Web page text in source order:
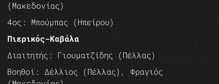
(Μακεδονίας)
4ος: Μπούμπας (Ηπείρου)
Πιερικός-Καβάλα
Διαιτητής: Γιουματζίδης (Πέλλας)
Βοηθοί: Δέλλιος (Πέλλας), Φραγιός